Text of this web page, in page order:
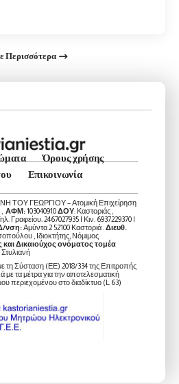
Περισσότερα
Όρους χρήσης
Επικοινωνία
ΤΟΥ ΓΕΩΡΓΙΟΥ – Ατομική Επιχείρηση
ΑΦΜ:103040910ΔΟΥ: Καστοριάς ,
Γραφείου: 2467027935 | Κιν. 6937229370 |
νση:Αμύντα 2 52100 Καστοριά . Διευθ.
, Ιδιοκτήτης, Νόμιμος
και Δικαιούχος ονόματος τομέα
Σύσταση (ΕΕ) 2018/334 της Επιτροπής
με τα μέτρα για την αποτελεσματική
περιεχομένου στο διαδίκτυο (L 63)